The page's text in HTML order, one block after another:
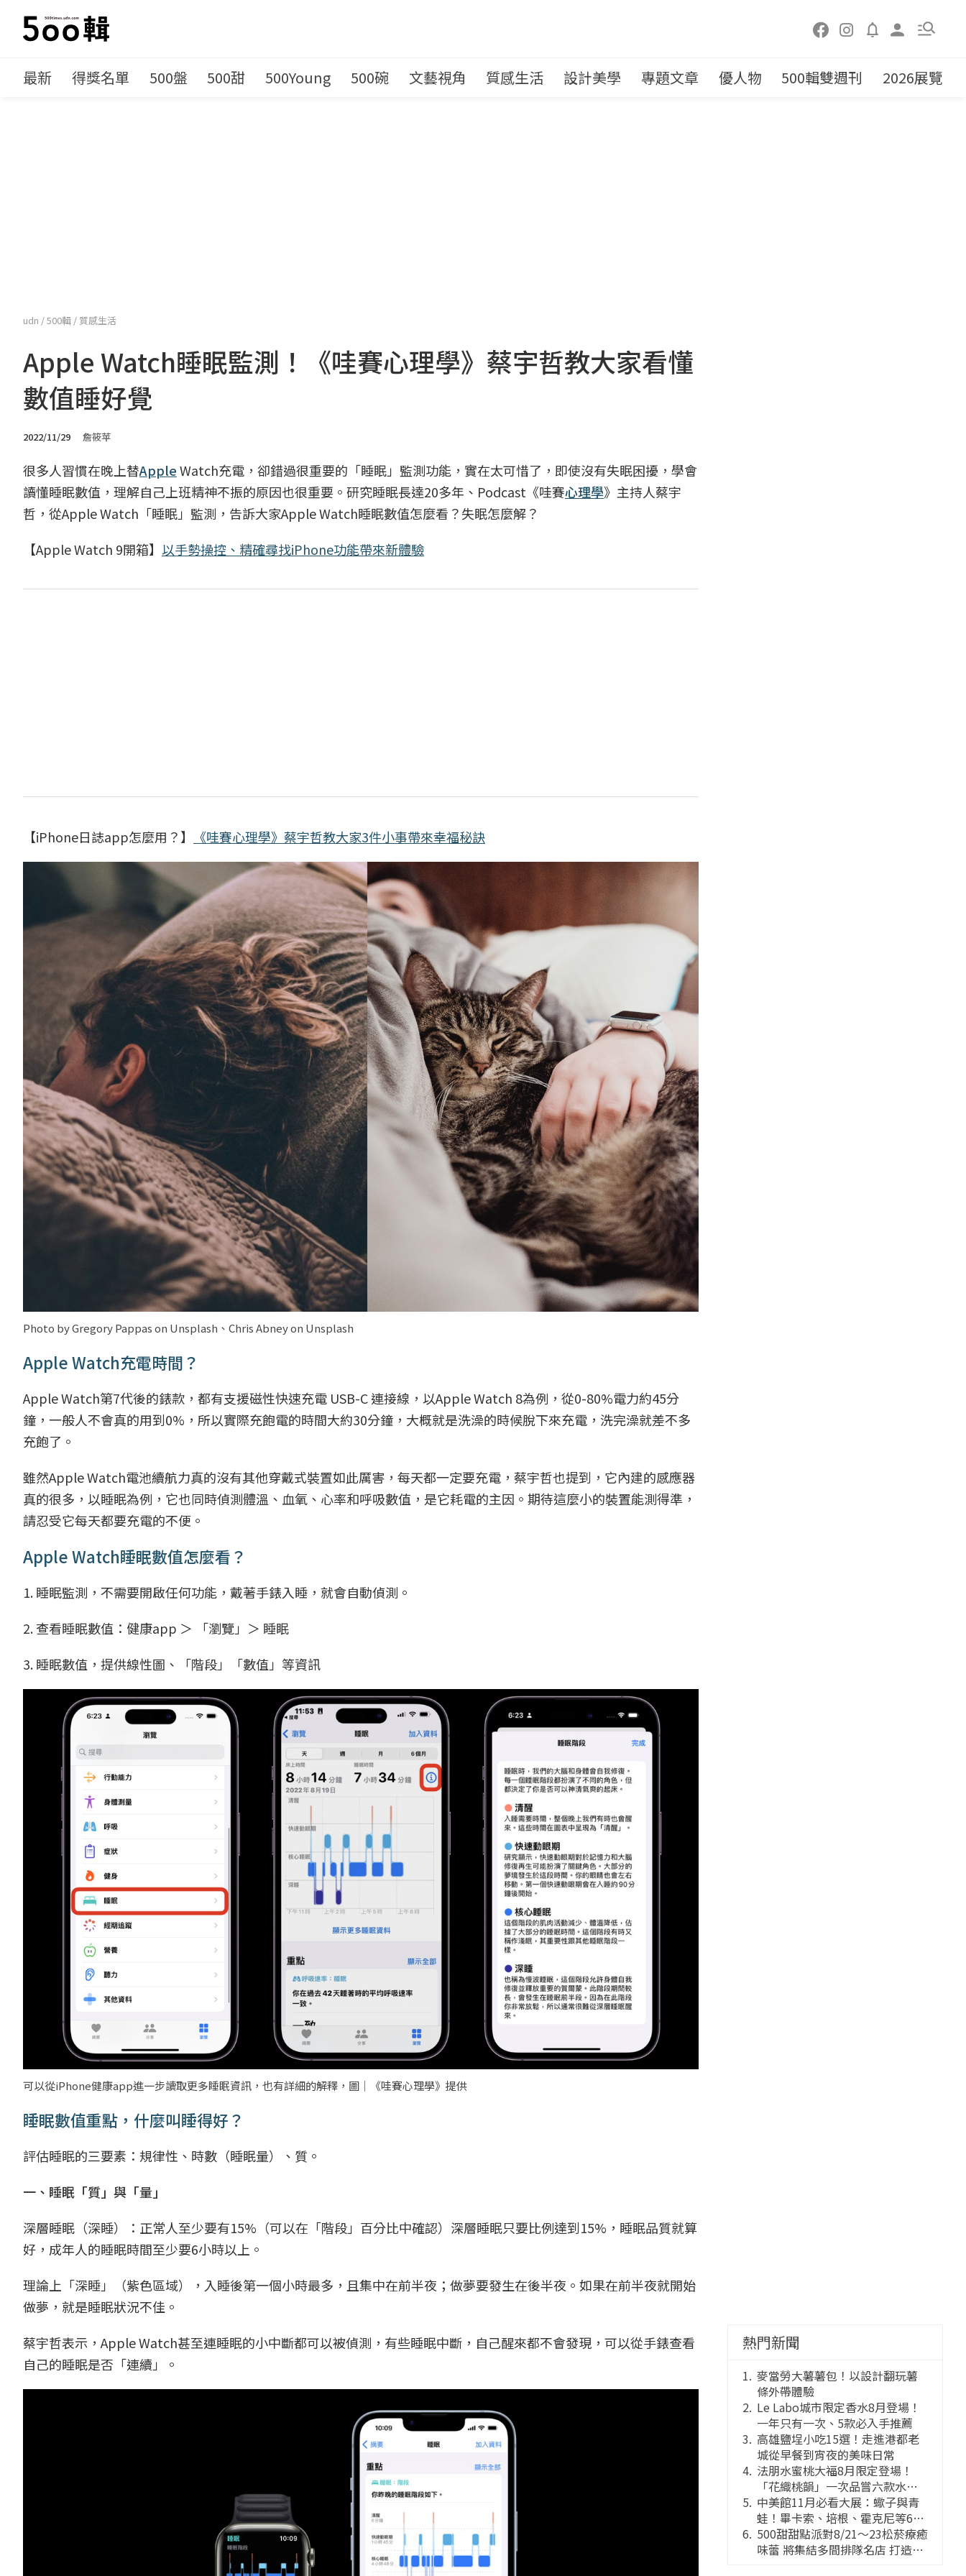
最新 得獎名單 500盤 500甜 500Young 500碗 文藝視角 質感生活 設計美學 專題文章 優人物 500輯雙週刊 2026展覽
udn /500輯 / 質感生活
Apple Watch睡眠監測！《哇賽心理學》蔡宇哲教大家看懂
數值睡好覺
2022/11/29 詹筱苹
很多人習慣在晚上替AppleWatch充電，卻錯過很重要的「睡眠」監測功能，實在太可惜了，即使沒有失眠困擾，學會
讀懂睡眠數值，理解自己上班精神不振的原因也很重要。研究睡眠長達20多年、Podcast《哇賽心理學》主持人蔡宇
哲，從Apple Watch「睡眠」監測，告訴大家Apple Watch睡眠數值怎麼看？失眠怎麼解？
【Apple Watch 9開箱】 以手勢操控、精確尋找iPhone功能帶來新體驗
【iPhone日誌app怎麼用？】 《哇賽心理學》蔡宇哲教大家3件小事帶來幸福秘訣
Photo by Gregory Pappas on Unsplash、Chris Abney on Unsplash
Apple Watch充電時間？
Apple Watch第7代後的錶款，都有支援磁性快速充電 USB-C 連接線，以Apple Watch 8為例，從0-80%電力約45分
鐘，一般人不會真的用到0%，所以實際充飽電的時間大約30分鐘，大概就是洗澡的時候脫下來充電，洗完澡就差不多
充飽了。
雖然Apple Watch電池續航力真的沒有其他穿戴式裝置如此厲害，每天都一定要充電，蔡宇哲也提到，它內建的感應器
真的很多，以睡眠為例，它也同時偵測體溫、血氧、心率和呼吸數值，是它耗電的主因。期待這麼小的裝置能測得準，
請忍受它每天都要充電的不便。
Apple Watch睡眠數值怎麼看？
1. 睡眠監測，不需要開啟任何功能，戴著手錶入睡，就會自動偵測。
2. 查看睡眠數值：健康app ＞ 「瀏覽」＞ 睡眠
3. 睡眠數值，提供線性圖、「階段」「數值」等資訊
可以從iPhone健康app進一步讀取更多睡眠資訊，也有詳細的解釋，圖｜《哇賽心理學》提供
睡眠數值重點，什麼叫睡得好？
評估睡眠的三要素：規律性、時數（睡眠量）、質。
一、睡眠「質」與「量」
深層睡眠（深睡）：正常人至少要有15%（可以在「階段」百分比中確認）深層睡眠只要比例達到15%，睡眠品質就算
好，成年人的睡眠時間至少要6小時以上。
理論上「深睡」（紫色區域），入睡後第一個小時最多，且集中在前半夜；做夢要發生在後半夜。如果在前半夜就開始
做夢，就是睡眠狀況不佳。
蔡宇哲表示，Apple Watch甚至連睡眠的小中斷都可以被偵測，有些睡眠中斷，自己醒來都不會發現，可以從手錶查看
自己的睡眠是否「連續」。
熱門新聞
麥當勞大薯薯包！以設計翻玩薯
條外帶體驗
Le Labo城市限定香水8月登場！
一年只有一次、5款必入手推薦
高雄鹽埕小吃15選！走進港都老
城從早餐到宵夜的美味日常
法朋水蜜桃大福8月限定登場！
「花織桃韻」一次品嘗六款水蜜
桃花果大福
中美館11月必看大展：蠍子與青
蛙！畢卡索、培根、霍克尼等66
件國巨典藏亮相
500甜甜點派對8/21～23松菸療癒
味蕾 將集結多間排隊名店 打造靈